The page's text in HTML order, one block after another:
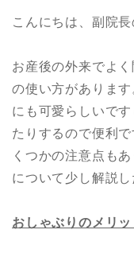
こんにちは、副院長
お産後の外来でよ
の使い方がありま
にも可愛らしいで
たりするので便利
くつかの注意点も
について少し解説し
おしゃぶりのメリッ